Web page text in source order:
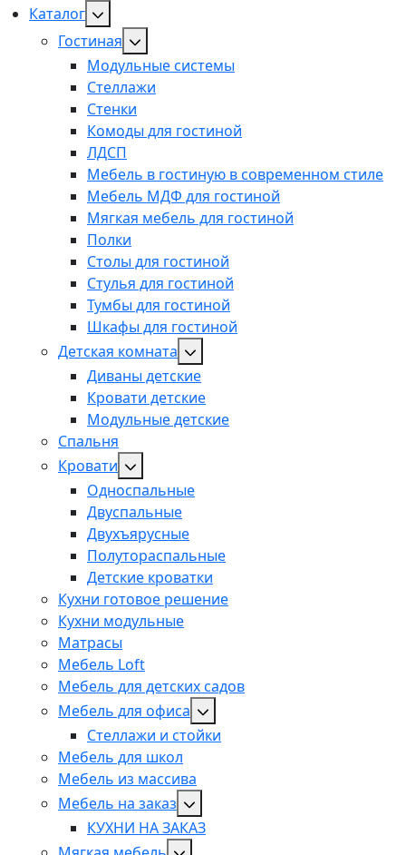
Каталог
Гостиная
Модульные системы
Стеллажи
Стенки
Комоды для гостиной
ЛДСП
Мебель в гостиную в современном стиле
Мебель МДФ для гостиной
Мягкая мебель для гостиной
Полки
Столы для гостиной
Стулья для гостиной
Тумбы для гостиной
Шкафы для гостиной
Детская комната
Диваны детские
Кровати детские
Модульные детские
Спальня
Кровати
Односпальные
Двуспальные
Двухъярусные
Полутораспальные
Детские кроватки
Кухни готовое решение
Кухни модульные
Матрасы
Мебель Loft
Мебель для детских садов
Мебель для офиса
Стеллажи и стойки
Мебель для школ
Мебель из массива
Мебель на заказ
КУХНИ НА ЗАКАЗ